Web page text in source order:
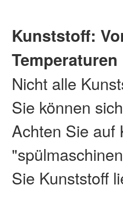
Kunststoff:
Temperaturen
Nicht alle
Sie können
Achten Sie auf
Sie Kunststoff